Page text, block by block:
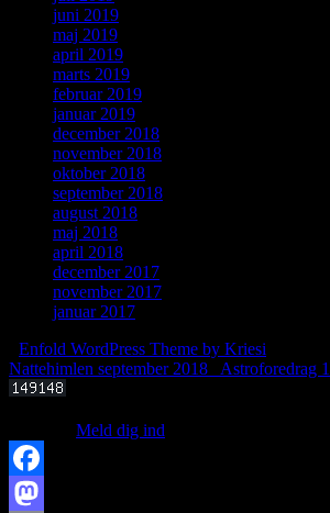
juni 2019
maj 2019
april 2019
marts 2019
februar 2019
januar 2019
december 2018
november 2018
oktober 2018
september 2018
august 2018
maj 2018
april 2018
december 2017
november 2017
januar 2017
Enfold WordPress Theme by Kriesi
Nattehimlen september 2018
Astroforedrag
Meld dig ind
Facebook